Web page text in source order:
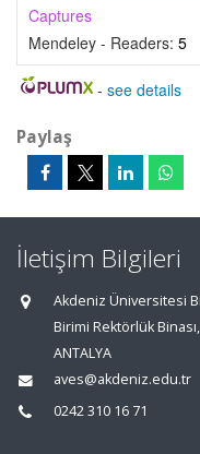
Captures
Mendeley - Readers: 5
- see details
Paylaş
İletişim Bilgileri
Akdeniz Üniversitesi
Birimi Rektörlük
ANTALYA
aves@akdeniz.edu.tr
0242 310 16 71